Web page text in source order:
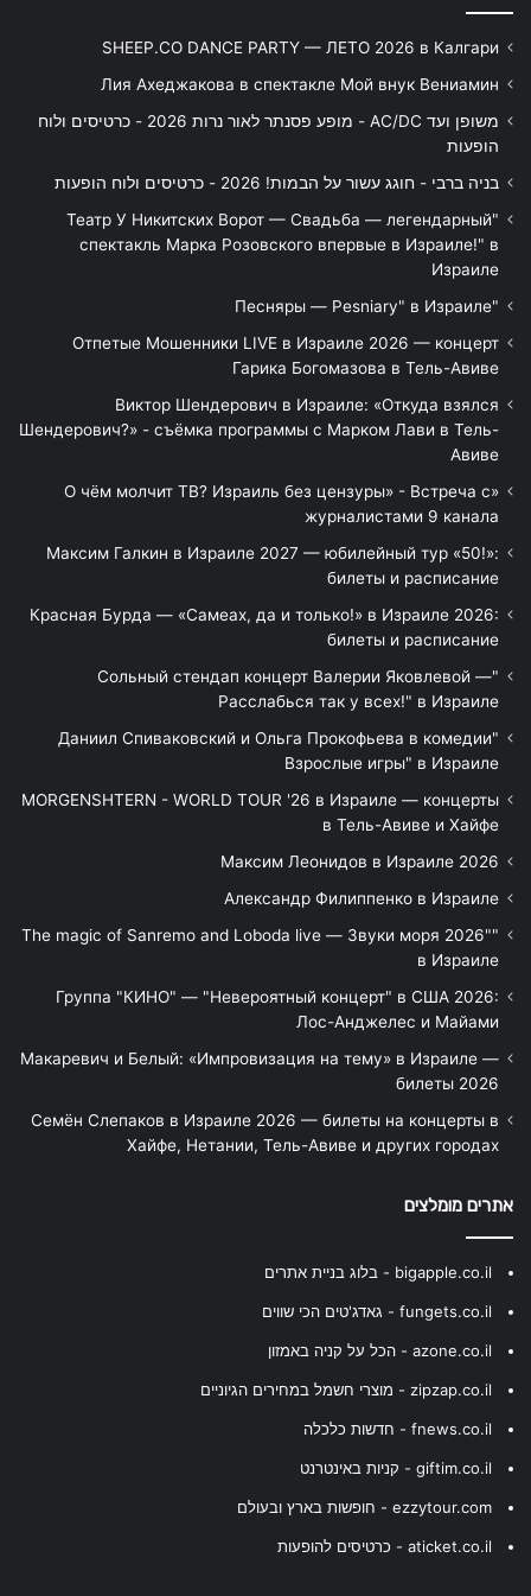
SHEEP.CO DANCE PARTY — ЛЕТО 2026 в Калгари
Лия Ахеджакова в спектакле Мой внук Вениамин
משופן ועד AC/DC - מופע פסנתר לאור נרות 2026 - כרטיסים ולוח
הופעות
בניה ברבי - חוגג עשור על הבמות! 2026 - כרטיסים ולוח הופעות
"Театр У Никитских Ворот — Свадьба — легендарный
спектакль Марка Розовского впервые в Израиле!" в
Израиле
"Песняры — Pesniary" в Израиле
Отпетые Мошенники LIVE в Израиле 2026 — концерт
Гарика Богомазова в Тель-Авиве
Виктор Шендерович в Израиле: «Откуда взялся
Шендерович?» - съёмка программы с Марком Лави в Тель-
Авиве
«О чём молчит ТВ? Израиль без цензуры» - Встреча с
журналистами 9 канала
Максим Галкин в Израиле 2027 — юбилейный тур «50!»:
билеты и расписание
Красная Бурда — «Самеах, да и только!» в Израиле 2026:
билеты и расписание
"Сольный стендап концерт Валерии Яковлевой —
Расслабься так у всех!" в Израиле
"Даниил Спиваковский и Ольга Прокофьева в комедии
Взрослые игры" в Израиле
MORGENSHTERN - WORLD TOUR '26 в Израиле — концерты
в Тель-Авиве и Хайфе
Максим Леонидов в Израиле 2026
Александр Филиппенко в Израиле
"The magic of Sanremo and Loboda live — Звуки моря 2026"
в Израиле
Группа "КИНО" — "Невероятный концерт" в США 2026:
Лос-Анджелес и Майами
Макаревич и Белый: «Импровизация на тему» в Израиле —
билеты 2026
Семён Слепаков в Израиле 2026 — билеты на концерты в
Хайфе, Нетании, Тель-Авиве и других городах
אתרים מומלצים
bigapple.co.il - בלוג בניית אתרים
fungets.co.il - גאדג'טים הכי שווים
azone.co.il - הכל על קניה באמזון
zipzap.co.il - מוצרי חשמל במחירים הגיוניים
fnews.co.il - חדשות כלכלה
giftim.co.il - קניות באינטרנט
ezzytour.com - חופשות בארץ ובעולם
aticket.co.il - כרטיסים להופעות